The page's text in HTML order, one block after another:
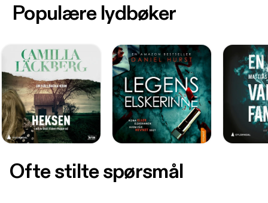
Populære lydbøker
Ofte stilte spørsmål